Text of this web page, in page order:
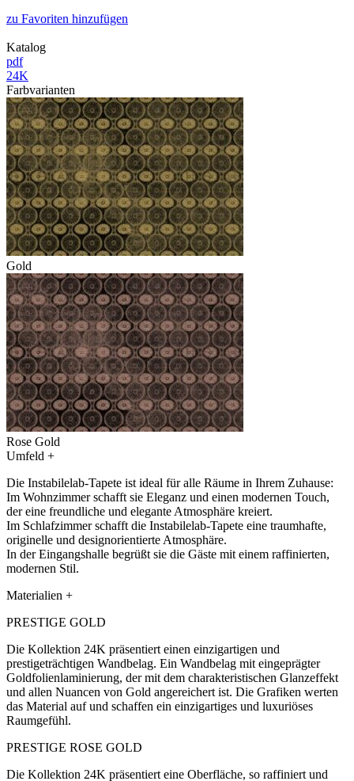
zu Favoriten hinzufügen
Katalog
pdf
24K
Farbvarianten
Gold
Rose Gold
Umfeld +
Die Instabilelab-Tapete ist ideal für alle Räume in Ihrem Zuhause:
Im Wohnzimmer schafft sie Eleganz und einen modernen Touch,
der eine freundliche und elegante Atmosphäre kreiert.
Im Schlafzimmer schafft die Instabilelab-Tapete eine traumhafte,
originelle und designorientierte Atmosphäre.
In der Eingangshalle begrüßt sie die Gäste mit einem raffinierten,
modernen Stil.
Materialien +
PRESTIGE GOLD
Die Kollektion 24K präsentiert einen einzigartigen und
prestigeträchtigen Wandbelag. Ein Wandbelag mit eingeprägter
Goldfolienlaminierung, der mit dem charakteristischen Glanzeffekt
und allen Nuancen von Gold angereichert ist. Die Grafiken werten
das Material auf und schaffen ein einzigartiges und luxuriöses
Raumgefühl.
PRESTIGE ROSE GOLD
Die Kollektion 24K präsentiert eine Oberfläche, so raffiniert und